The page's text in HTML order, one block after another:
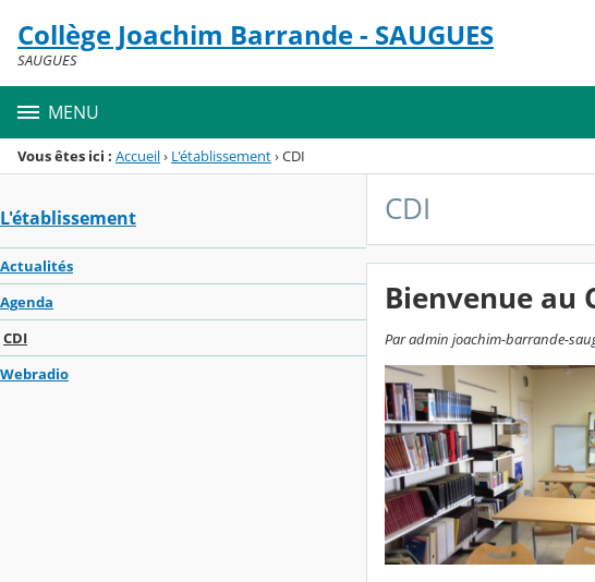
Menu de la rubrique
Contenu
Collège Joachim Barrande - SAUGUES
SAUGUES
MENU
Vous êtes ici : Accueil› L'établissement›CDI
L'établissement
Actualités
Agenda
CDI
Webradio
CDI
Bienvenue au
Par admin joachim-barrande-